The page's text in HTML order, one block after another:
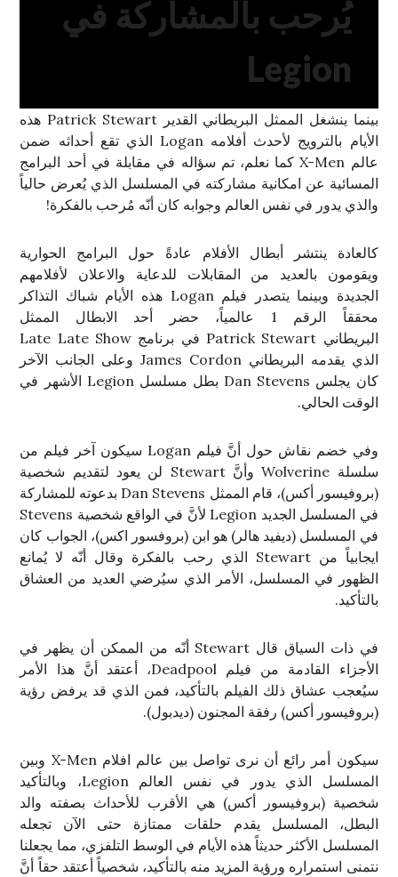
يُرحب بالمشاركة في
Legion
بينما ينشغل الممثل البريطاني القدير Patrick Stewart هذه
الأيام بالترويج لأحدث أفلامه Logan الذي تقع أحداثه ضمن
عالم X-Men كما نعلم، تم سؤاله في مقابلة في أحد البرامج
المسائية عن امكانية مشاركته في المسلسل الذي يُعرض حالياً
والذي يدور في نفس العالم وجوابه كان أنّه مُرحب بالفكرة!
كالعادة ينتشر أبطال الأفلام عادةً حول البرامج الحوارية
ويقومون بالعديد من المقابلات للدعاية والاعلان لأفلامهم
الجديدة وبينما يتصدر فيلم Logan هذه الأيام شباك التذاكر
محققاً الرقم 1 عالمياً، حضر أحد الابطال الممثل
البريطاني Patrick Stewart في برنامج Late Late Show
الذي يقدمه البريطاني James Cordon وعلى الجانب الآخر
كان يجلس Dan Stevens بطل مسلسل Legion الأشهر في
الوقت الحالي.
وفي خضم نقاش حول أنَّ فيلم Logan سيكون آخر فيلم من
سلسلة Wolverine وأنَّ Stewart لن يعود لتقديم شخصية
(بروفيسور أكس)، قام الممثل Dan Stevens بدعوته للمشاركة
في المسلسل الجديد Legion لأنَّ في الواقع شخصية Stevens
في المسلسل (ديفيد هالر) هو ابن (بروفسور اكس)، الجواب كان
ايجابياً من Stewart الذي رحب بالفكرة وقال أنّه لا يُمانع
الظهور في المسلسل، الأمر الذي سيُرضي العديد من العشاق
بالتأكيد.
في ذات السياق قال Stewart أنّه من الممكن أن يظهر في
الأجزاء القادمة من فيلم Deadpool، أعتقد أنَّ هذا الأمر
سيُعجب عشاق ذلك الفيلم بالتأكيد، فمن الذي قد يرفض رؤية
(بروفيسور أكس) رفقة المجنون (ديدبول).
سيكون أمر رائع أن نرى تواصل بين عالم افلام X-Men وبين
المسلسل الذي يدور في نفس العالم Legion، وبالتأكيد
شخصية (بروفيسور أكس) هي الأقرب للأحداث بصفته والد
البطل، المسلسل يقدم حلقات ممتازة حتى الآن تجعله
المسلسل الأكثر حديثاً هذه الأيام في الوسط التلفزي، مما يجعلنا
نتمنى استمراره ورؤية المزيد منه بالتأكيد، شخصياً أعتقد حقاً أنَّ